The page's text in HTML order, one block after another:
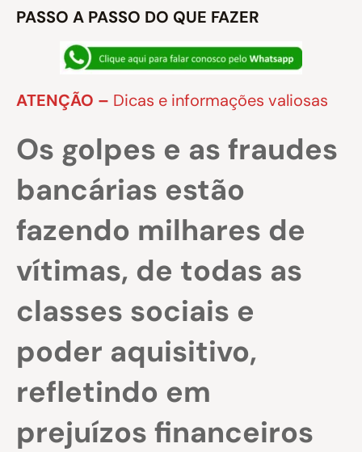
PASSO A PASSO DO QUE FAZER
ATENÇÃO – Dicas e informações valiosas
Os golpes e as fraudes
bancárias estão
fazendo milhares de
vítimas, de todas as
classes sociais e
poder aquisitivo,
refletindo em
prejuízos financeiros